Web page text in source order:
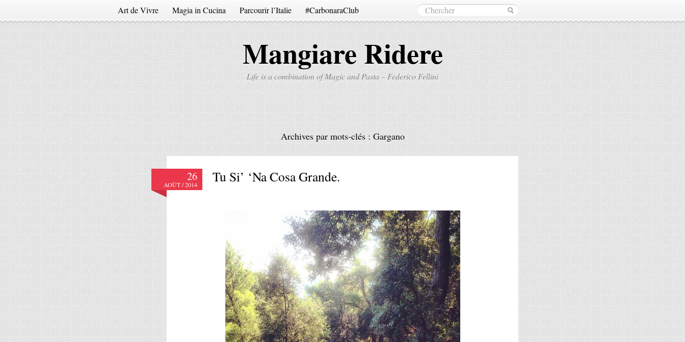
Art de Vivre Magia in Cucina Parcourir l’Italie #CarbonaraClub
Mangiare Ridere
Life is a combination of Magic and Pasta – Federico Fellini
Archives par mots-clés : Gargano
26
AOÛT / 2014 Tu Si’ ‘Na Cosa Grande.